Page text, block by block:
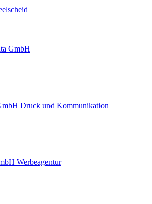
GmbH
Druck und Kommunikation
Werbeagentur